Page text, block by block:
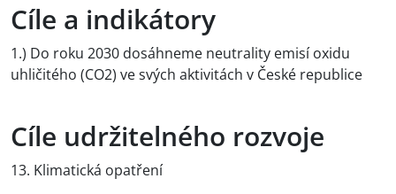
Cíle a indikátory
1.) Do roku 2030 dosáhneme neutrality emisí oxidu
uhličitého (CO2) ve svých aktivitách v České republice
Cíle udržitelného rozvoje
13. Klimatická opatření